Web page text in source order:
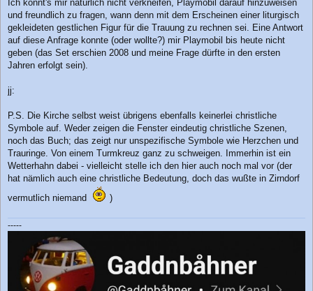
Ich konnt's mir natürlich nicht verkneifen, Playmobil darauf hinzuweisen
und freundlich zu fragen, wann denn mit dem Erscheinen einer liturgisch
gekleideten gestlichen Figur für die Trauung zu rechnen sei. Eine Antwort
auf diese Anfrage konnte (oder wollte?) mir Playmobil bis heute nicht
geben (das Set erschien 2008 und meine Frage dürfte in den ersten
Jahren erfolgt sein).
jj:
P.S. Die Kirche selbst weist übrigens ebenfalls keinerlei christliche
Symbole auf. Weder zeigen die Fenster eindeutig christliche Szenen,
noch das Buch; das zeigt nur unspezifische Symbole wie Herzchen und
Trauringe. Von einem Turmkreuz ganz zu schweigen. Immerhin ist ein
Wetterhahn dabei - vielleicht stelle ich den hier auch noch mal vor (der
hat nämlich auch eine christliche Bedeutung, doch das wußte in Zirndorf
vermutlich niemand
)
-----